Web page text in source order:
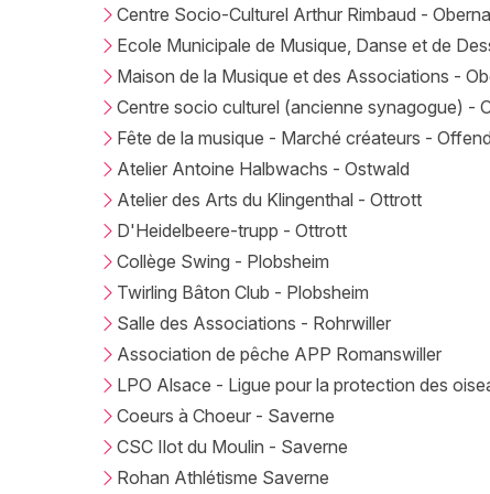
Centre Socio-Culturel Arthur Rimbaud -
Ecole Municipale de Musique, Danse et de
Maison de la Musique et des Associations -
Centre socio culturel (ancienne synagogue) -
Fête de la musique - Marché créateurs -
Atelier Antoine Halbwachs - Ostwald
Atelier des Arts du Klingenthal - Ottrott
D'Heidelbeere-trupp - Ottrott
Collège Swing - Plobsheim
Twirling Bâton Club - Plobsheim
Salle des Associations - Rohrwiller
Association de pêche APP Romanswiller
LPO Alsace - Ligue pour la protection des
Coeurs à Choeur - Saverne
CSC Ilot du Moulin - Saverne
Rohan Athlétisme Saverne